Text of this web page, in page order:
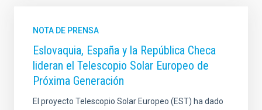
NOTA DE PRENSA
Eslovaquia, España y la República Checa
lideran el Telescopio Solar Europeo de
Próxima Generación
El proyecto Telescopio Solar Europeo (EST) ha dado